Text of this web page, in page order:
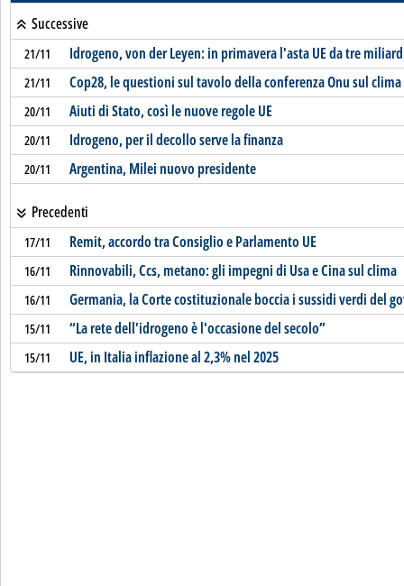
Successive
21/11 Idrogeno, von der Leyen: in primavera l'asta UE da tre
21/11 Cop28, le questioni sul tavolo della conferenza Onu sul clima
20/11 Aiuti di Stato, così le nuove regole UE
20/11 Idrogeno, per il decollo serve la finanza
20/11 Argentina, Milei nuovo presidente
Precedenti
17/11 Remit, accordo tra Consiglio e Parlamento UE
16/11 Rinnovabili, Ccs, metano: gli impegni di Usa e Cina sul clima
16/11 Germania, la Corte costituzionale boccia i sussidi verdi del
15/11 “La rete dell'idrogeno è l'occasione del secolo”
15/11 UE, in Italia inflazione al 2,3% nel 2025